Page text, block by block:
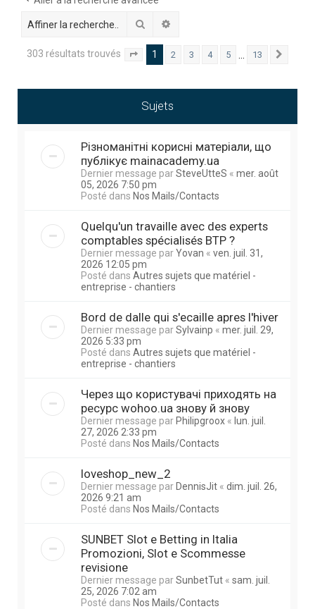
Rechercher
303 résultats trouvés Page sur 13
1 2 3 4 5 13
Sujets
Різноманітні корисні матеріали, що
публікує mainacademy.ua
Dernier message parSteveUtteS « mer. août
05, 2026 7:50 pm
Posté dans Nos Mails/Contacts
Quelqu'un travaille avec des experts
comptables spécialisés BTP ?
Dernier message parYovan « ven. juil. 31,
2026 12:05 pm
Posté dans Autres sujets que matériel -
entreprise - chantiers
Bord de dalle qui s'ecaille apres l'hiver
Dernier message parSylvainp « mer. juil. 29,
2026 5:33 pm
Posté dans Autres sujets que matériel -
entreprise - chantiers
Через що користувачі приходять на
ресурс wohoo.ua знову й знову
Dernier message par Philipgroox « lun. juil.
27, 2026 2:33 pm
Posté dans Nos Mails/Contacts
loveshop_new_2
Dernier message par DennisJit « dim. juil. 26,
2026 9:21 am
Posté dans Nos Mails/Contacts
SUNBET Slot e Betting in Italia
Promozioni, Slot e Scommesse
revisione
Dernier message parSunbetTut « sam. juil.
25, 2026 7:02 am
Posté dans Nos Mails/Contacts